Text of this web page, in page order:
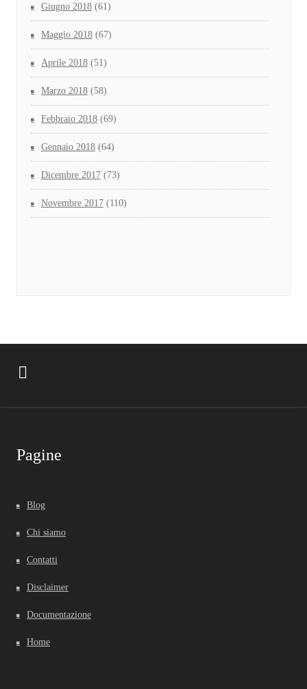
Giugno 2018 (61)
Maggio 2018 (67)
Aprile 2018 (51)
Marzo 2018 (58)
Febbraio 2018 (69)
Gennaio 2018 (64)
Dicembre 2017 (73)
Novembre 2017 (110)
Pagine
Blog
Chi siamo
Contatti
Disclaimer
Documentazione
Home